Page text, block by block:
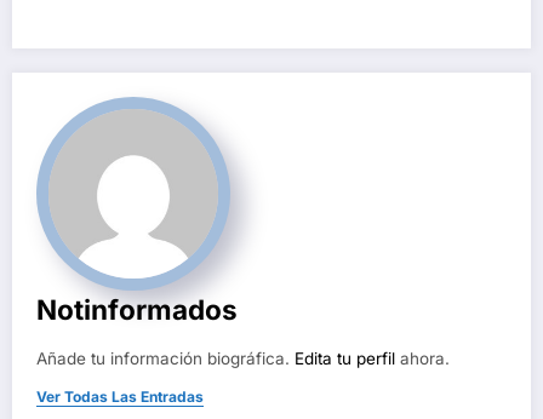
Notinformados
Añade tu información biográfica. Edita tu perfil ahora.
Ver Todas Las Entradas